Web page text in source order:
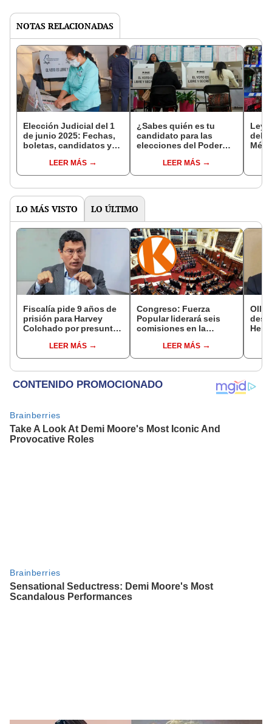
NOTAS RELACIONADAS
Elección Judicial del 1
de junio 2025: Fechas,
boletas, candidatos y
LEER MÁS
¿Sabes quién es tu
candidato para las
elecciones del Poder
propuestas aquí
LEER MÁS
Ley
del
LO MÁS VISTO LO ÚLTIMO
Fiscalía pide 9 años de
prisión para Harvey
Colchado por presunta
incompatible y falsedad
ideológica
LEER MÁS
Congreso: Fuerza
Popular liderará seis
comisiones en la
LEER MÁS